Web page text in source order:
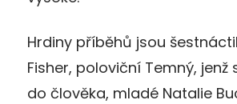
Hrdiny příběhů jsou
Fisher, poloviční Temný, jenž
do člověka, mladé Natalie